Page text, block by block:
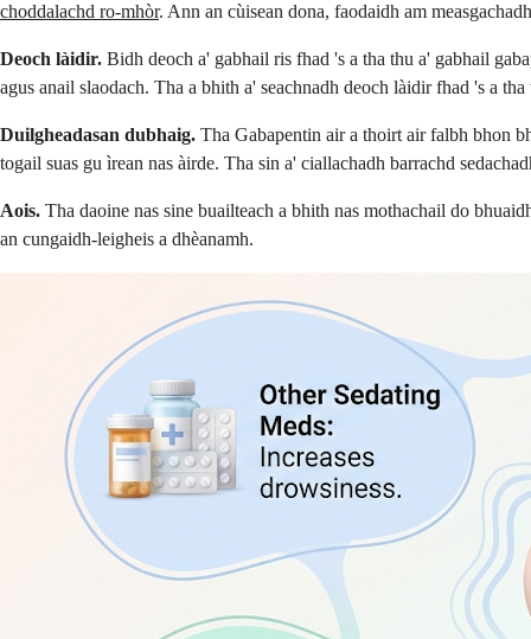
choddalachd ro-mhòr. Ann an cùisean dona, faodaidh am
Deoch làidir. Bidh deoch a' gabhail ris fhad 's a tha thu a' gabhail
agus anail slaodach. Tha a bhith a' seachnadh deoch làidir fhad 's a
Duilgheadasan dubhaig. Tha Gabapentin air a thoirt air falbh bhon
togail suas gu ìrean nas àirde. Tha sin a' ciallachadh barrachd
Aois. Tha daoine nas sine buailteach a bhith nas mothachail do
an cungaidh-leigheis a dhèanamh.